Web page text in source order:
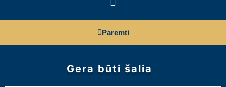
Paremti
Gera būti šalia